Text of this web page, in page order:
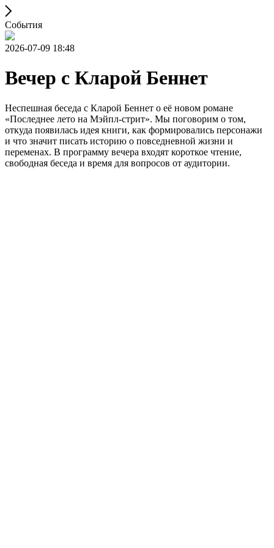
События
2026-07-09 18:48
Вечер с Кларой Беннет
Неспешная беседа с Кларой Беннет о её новом романе
«Последнее лето на Мэйпл-стрит». Мы поговорим о том,
откуда появилась идея книги, как формировались персонажи
и что значит писать историю о повседневной жизни и
переменах. В программу вечера входят короткое чтение,
свободная беседа и время для вопросов от аудитории.